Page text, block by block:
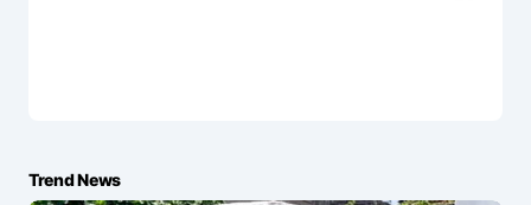
Trend News